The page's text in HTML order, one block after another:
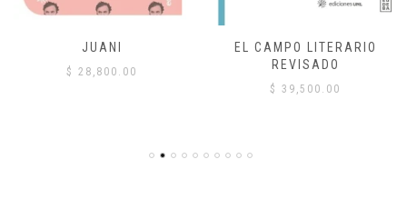
JUANI
$ 28,800.00
EL CAMPO LITERARIO
REVISADO
$ 39,500.00